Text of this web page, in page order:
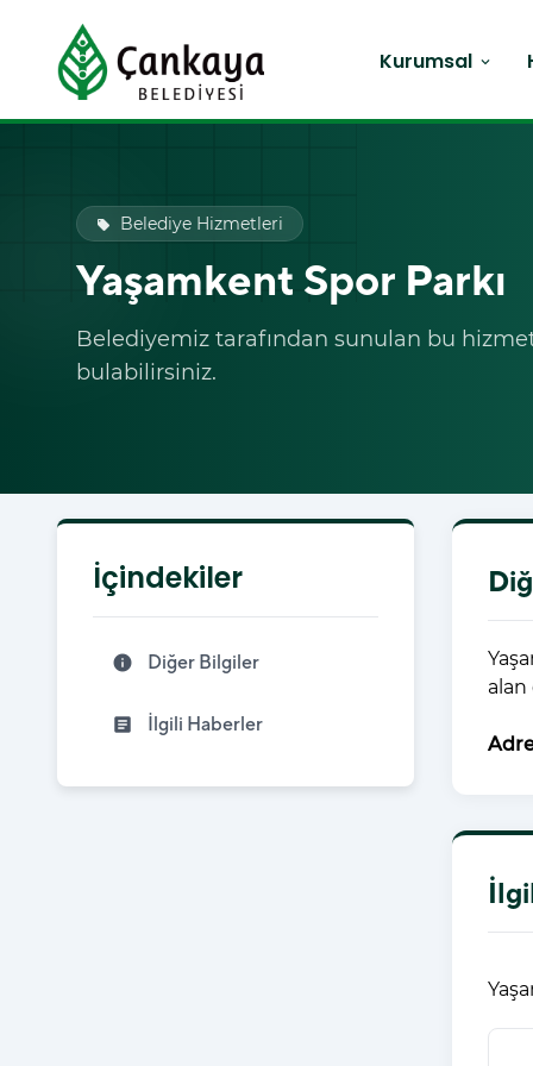
Kurumsal expand_more
local_offer Belediye Hizmetleri
Yaşamkent Spor Parkı
Belediyemiz tarafından sunulan bu
bulabilirsiniz.
İçindekiler
info Diğer Bilgiler
article İlgili Haberler